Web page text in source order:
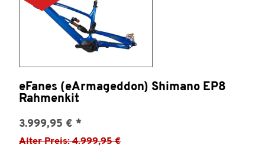
eFanes (eArmageddon) Shimano EP8
Rahmenkit
3.999,95 € *
Alter Preis: 4.999,95 €